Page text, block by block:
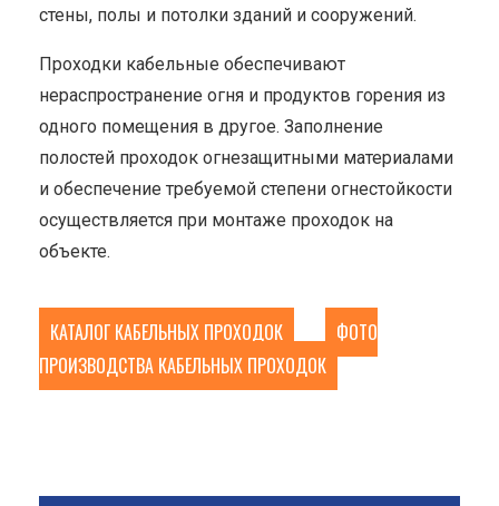
стены, полы и потолки зданий и сооружений.
Проходки кабельные обеспечивают
нераспространение огня и продуктов горения из
одного помещения в другое. Заполнение
полостей проходок огнезащитными материалами
и обеспечение требуемой степени огнестойкости
осуществляется при монтаже проходок на
объекте.
КАТАЛОГ КАБЕЛЬНЫХ ПРОХОДОК
ФОТО
ПРОИЗВОДСТВА КАБЕЛЬНЫХ ПРОХОДОК